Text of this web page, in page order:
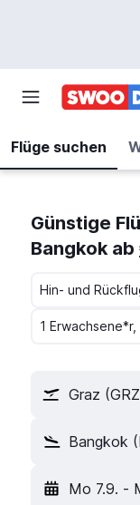
Flüge suchen
Günstige
Bangkok ab
Hin- und
1
Graz
Bangkok
Mo 7.9. -